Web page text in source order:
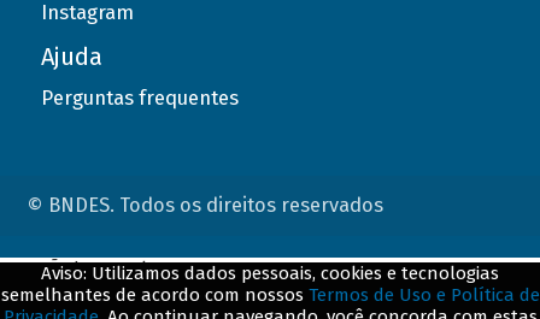
Instagram
Ajuda
Perguntas frequentes
© BNDES. Todos os direitos reservados
Aviso: Utilizamos dados pessoais, cookies e tecnologias
semelhantes de acordo com nossos Termos de Uso e Política de
ConteÃºdo complementar
${title}${badge}